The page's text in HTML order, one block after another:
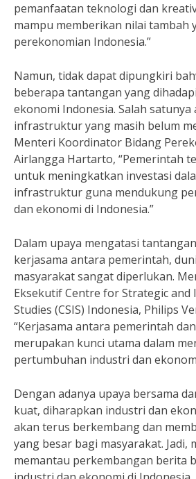
pemanfaatan teknologi dan
mampu memberikan nilai tambah
perekonomian Indonesia.”
Namun, tidak dapat dipungkiri
beberapa tantangan yang
ekonomi Indonesia. Salah satunya
infrastruktur yang masih belum
Menteri Koordinator Bidang
Airlangga Hartarto, “Pemerintah
untuk meningkatkan investasi
infrastruktur guna mendukung
dan ekonomi di Indonesia.”
Dalam upaya mengatasi
kerjasama antara pemerintah,
masyarakat sangat diperlukan.
Eksekutif Centre for Strategic
Studies (CSIS) Indonesia, Philips
“Kerjasama antara pemerintah
merupakan kunci utama dalam
pertumbuhan industri dan
Dengan adanya upaya bersama
kuat, diharapkan industri dan
akan terus berkembang dan
yang besar bagi masyarakat. Jadi,
memantau perkembangan berita